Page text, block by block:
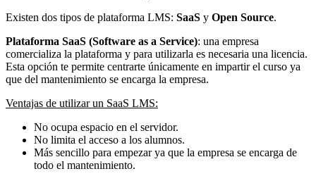
Existen dos tipos de plataforma LMS: SaaS y Open Source.
Plataforma SaaS (Software as a Service): una empresa
comercializa la plataforma y para utilizarla es necesaria una licencia.
Esta opción te permite centrarte únicamente en impartir el curso ya
que del mantenimiento se encarga la empresa.
Ventajas de utilizar un SaaS LMS:
No ocupa espacio en el servidor.
No limita el acceso a los alumnos.
Más sencillo para empezar ya que la empresa se encarga de
todo el mantenimiento.